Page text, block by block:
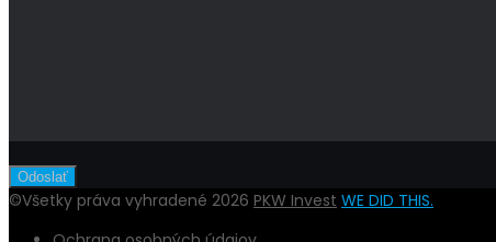
©Všetky práva vyhradené 2026 PKW Invest WE DID THIS.